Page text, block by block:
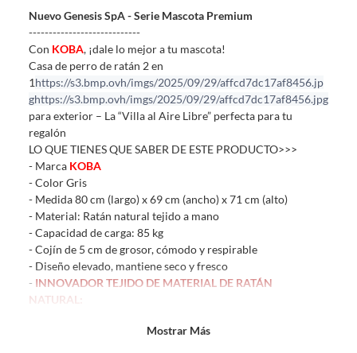
comprado por internet y que hay ciertas categorías que no tienen este
derecho:
Productos que, por su naturaleza, no puedan ser devueltos,
puedan deteriorarse o caducar con rapidez.
Confeccionados a la medida.
De uso personal.
En sodimac.cl te damos
estar en perfecto estado, con todas sus etiquetas y sin uso, tal como te lo
entregamos.
Productos digitales que se entregan a través de una descarga
electrónica, por ejemplo, cupones de experiencia o programas
para el computador.
Productos a pedido o confeccionados a medida.
Productos que han sido informados como imperfectos, usados,
reparados, abiertos, de segunda selección, remanufacturados o
con alguna deficiencia, que sean comprados en esa condición a
Nuevo Genesis SpA - Serie Mascota Premium
----------------------------
Con KOBA, ¡dale lo mejor a tu mascota!
Casa de perro de ratán 2 en
1https://s3.bmp.ovh/imgs/2025/09/29/affcd7dc17af8456.jp
ghttps://s3.bmp.ovh/imgs/2025/09/29/affcd7dc17af8456.jpg
para exterior – La “Villa al Aire Libre” perfecta para tu
regalón
LO QUE TIENES QUE SABER DE ESTE PRODUCTO>>>
- Marca KOBA
- Color Gris
- Medida 80 cm (largo) x 69 cm (ancho) x 71 cm (alto)
- Material: Ratán natural tejido a mano
- Capacidad de carga: 85 kg
- Cojín de 5 cm de grosor, cómodo y respirable
- Diseño elevado, mantiene seco y fresco
- INNOVADOR TEJIDO DE MATERIAL DE RATÁN
NATURAL:
* PROTECCIÓN CONTRA EL SOL
Mostrar Más